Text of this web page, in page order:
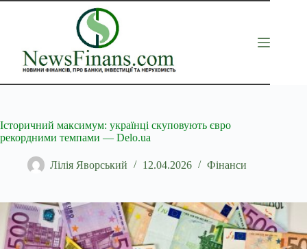
Перейти
Історичний максимум: українці скуповують євро
рекордними темпами — Delo.ua
Лілія Яворський 12.04.2026 Фінанси